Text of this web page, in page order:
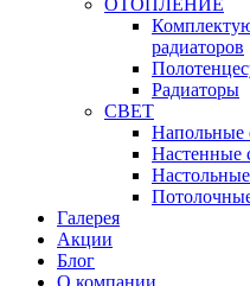
ОТОПЛЕНИЕ
радиаторов
Радиаторы
СВЕТ
Напольные
Настенные
Галерея
Акции
Блог